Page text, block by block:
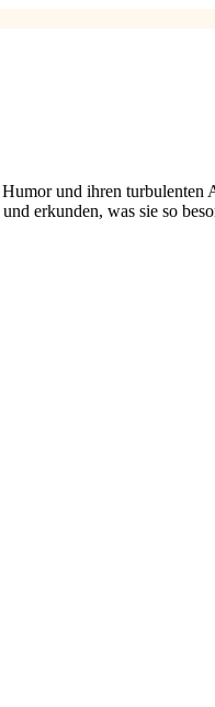
und ihren turbulenten
erkunden, was sie so